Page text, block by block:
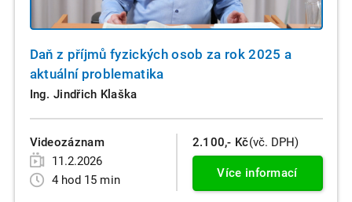
Daň z příjmů fyzických osob za rok 2025 a
aktuální problematika
Ing. Jindřich Klaška
Videozáznam
11.2.2026
4 hod 15 min
2.100,- Kč(vč. DPH)
Více informací